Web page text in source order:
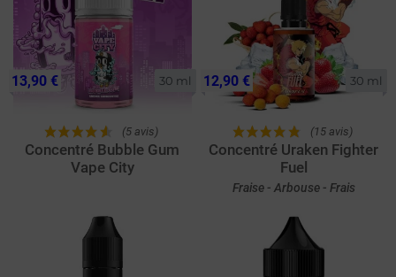
30 ml
(5 avis)
Concentré Bubble Gum
Vape City
13,90 € 30 ml
(15 avis)
Concentré Uraken Fighter
Fuel
Fraise - Arbouse - Frais
12,90 €